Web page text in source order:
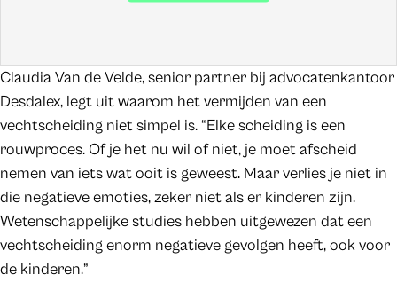
Claudia Van de Velde, senior partner bij advocatenkantoor
Desdalex, legt uit waarom het vermijden van een
vechtscheiding niet simpel is. “Elke scheiding is een
rouwproces. Of je het nu wil of niet, je moet afscheid
nemen van iets wat ooit is geweest. Maar verlies je niet in
die negatieve emoties, zeker niet als er kinderen zijn.
Wetenschappelijke studies hebben uitgewezen dat een
vechtscheiding enorm negatieve gevolgen heeft, ook voor
de kinderen.”